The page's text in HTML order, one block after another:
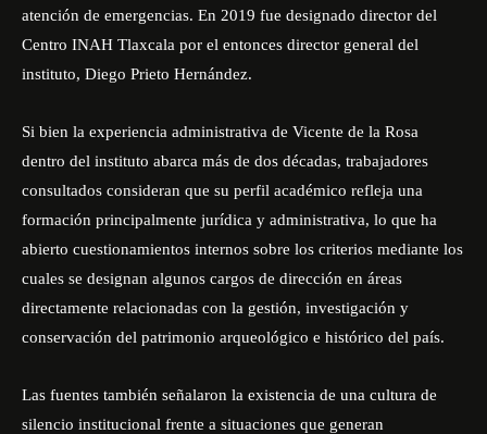
atención de emergencias. En 2019 fue designado director del
Centro INAH Tlaxcala por el entonces director general del
instituto, Diego Prieto Hernández.
Si bien la experiencia administrativa de Vicente de la Rosa
dentro del instituto abarca más de dos décadas, trabajadores
consultados consideran que su perfil académico refleja una
formación principalmente jurídica y administrativa, lo que ha
abierto cuestionamientos internos sobre los criterios mediante los
cuales se designan algunos cargos de dirección en áreas
directamente relacionadas con la gestión, investigación y
conservación del patrimonio arqueológico e histórico del país.
Las fuentes también señalaron la existencia de una cultura de
silencio institucional frente a situaciones que generan